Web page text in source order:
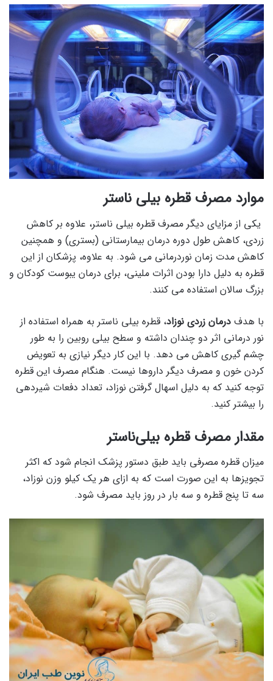
موارد مصرف قطره بیلی‌ ناستر
یکی از مزایای دیگر مصرف قطره بیلی ناستر، علاوه بر کاهش
زردی، کاهش طول دوره درمان بیمارستانی (بستری) و همچنین
کاهش مدت زمان نوردرمانی می شود. به علاوه، پزشکان از این
قطره به دلیل دارا بودن اثرات ملینی، برای درمان یبوست کودکان و
بزرگ سالان استفاده می کنند.
با هدف درمان زردی نوزاد، قطره بیلی ناستر به همراه استفاده از
نور درمانی اثر دو چندان داشته و سطح بیلی روبین را به طور
چشم گیری کاهش می دهد. با این کار دیگر نیازی به تعویض
کردن خون و مصرف دیگر داروها نیست. هنگام مصرف این قطره
توجه کنید که به دلیل اسهال گرفتن نوزاد، تعداد دفعات شیردهی
را بیشتر کنید.
مقدار مصرف قطره بیلی‌ناستر
میزان قطره مصرفی باید طبق دستور پزشک انجام شود که اکثر
تجویزها به این صورت است که به ازای هر یک کیلو وزن نوزاد،
سه تا پنج قطره و سه بار در روز باید مصرف شود.